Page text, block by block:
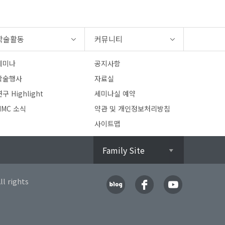
술활동
미나
술행사
구 Highlight
소식
커뮤니티
공지사항
자료실
세미나실 예약
약관 및 개인정보처리방침
사이트맵
Family Site
rights